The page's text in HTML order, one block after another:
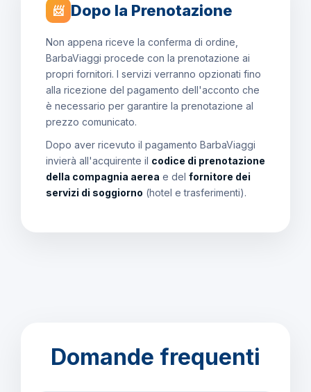
📨 Dopo la Prenotazione
Non appena riceve la conferma di ordine,
BarbaViaggi procede con la prenotazione ai
propri fornitori. I servizi verranno opzionati fino
alla ricezione del pagamento dell'acconto che
è necessario per garantire la prenotazione al
prezzo comunicato.
Dopo aver ricevuto il pagamento BarbaViaggi
invierà all'acquirente il codice di prenotazione
della compagnia aerea e del fornitore dei
servizi di soggiorno (hotel e trasferimenti).
Domande frequenti